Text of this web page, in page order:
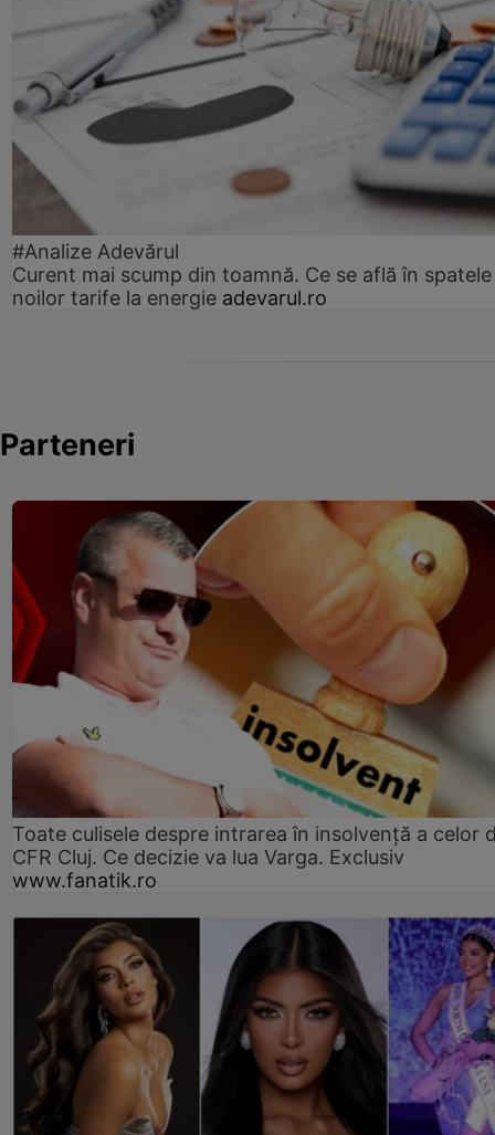
#Analize Adevărul
Curent mai scump din toamnă. Ce se află în spatele
noilor tarife la energie adevarul.ro
Parteneri
Toate culisele despre intrarea în insolvență a celor
CFR Cluj. Ce decizie va lua Varga. Exclusiv
www.fanatik.ro